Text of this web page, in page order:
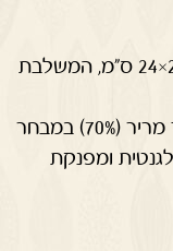
צידנית עשויה קנווס איכותי בגודל 20×24 ס"מ, המשלבת
הצידנית כוללת נפוליטנים משוקולד מריר (70%) במבחר
ומפנקת